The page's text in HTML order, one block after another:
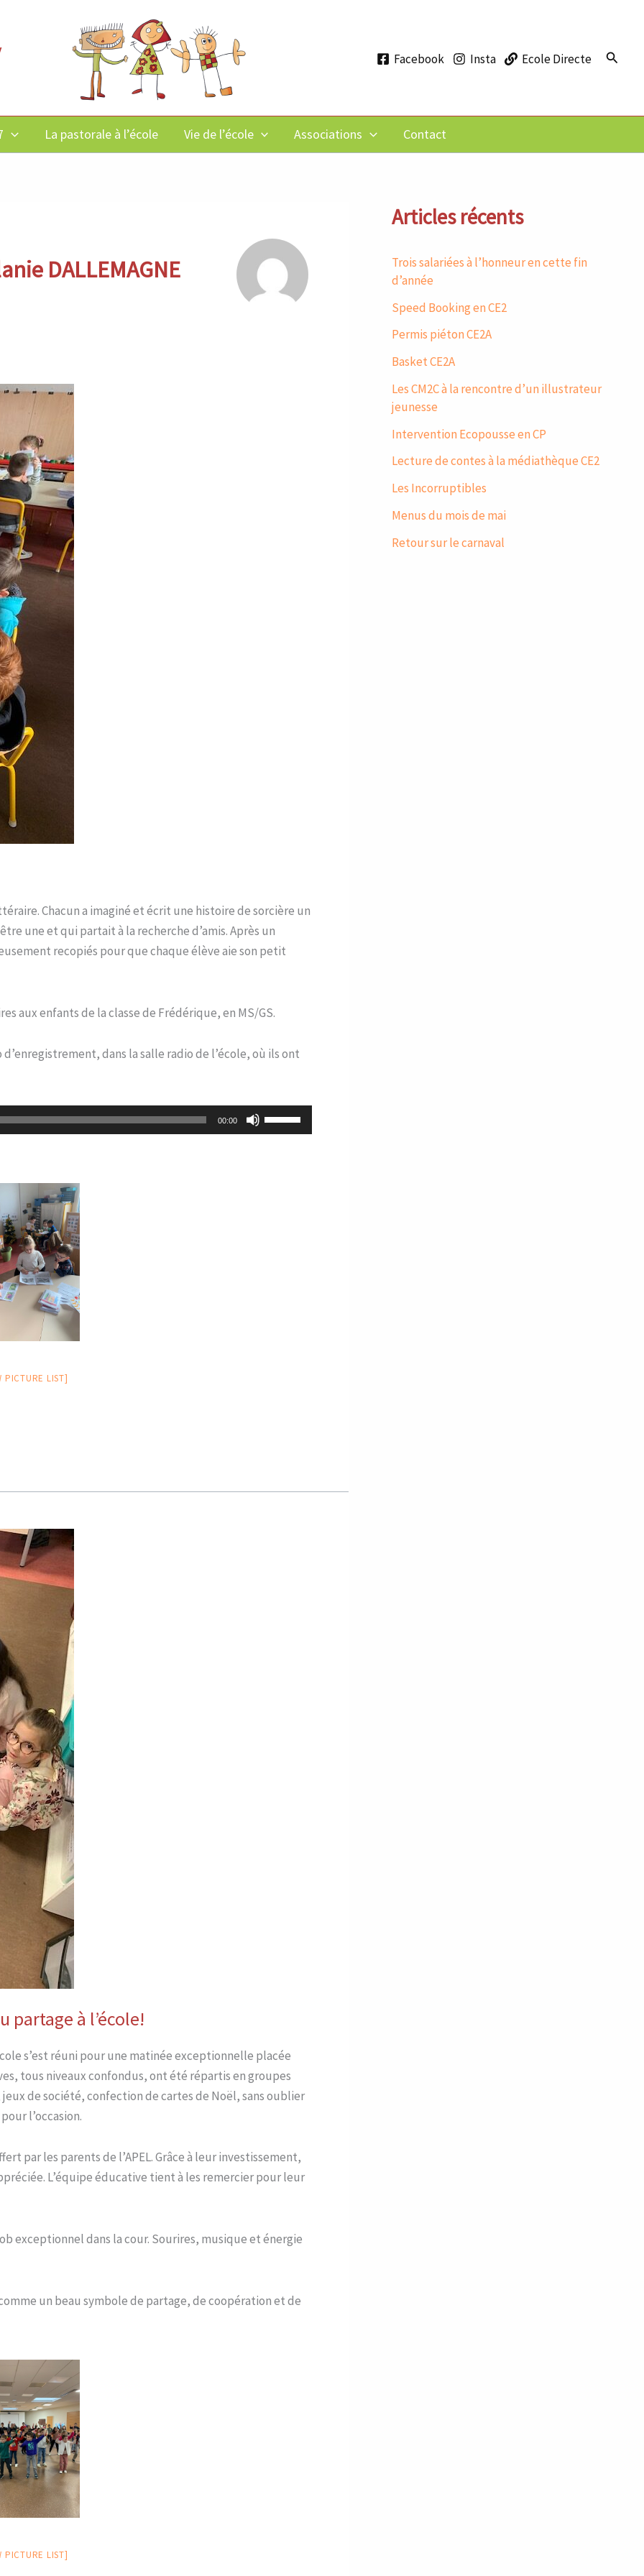
Facebook Insta Ecole Directe
La pastorale à l’école Vie de l’école Associations Contact
DALLEMAGNE
Chacun a imaginé et écrit une histoire de sorcière un
une et qui partait à la recherche d’amis. Après un
recopiés pour que chaque élève aie son petit
aux enfants de la classe de Frédérique, en MS/GS.
dans la salle radio de l’école, où ils ont
00:00
Utilisez
les
PICTURE LIST]
partage à l’école!
s’est réuni pour une matinée exceptionnelle placée
tous niveaux confondus, ont été répartis en groupes
de société, confection de cartes de Noël, sans oublier
l’occasion.
par les parents de l’APEL. Grâce à leur investissement,
L’équipe éducative tient à les remercier pour leur
exceptionnel dans la cour. Sourires, musique et énergie
un beau symbole de partage, de coopération et de
PICTURE LIST]
Articles récents
Trois salariées à l’honneur en cette fin
d’année
Speed Booking en CE2
Permis piéton CE2A
Basket CE2A
Les CM2C à la rencontre d’un illustrateur
jeunesse
Intervention Ecopousse en CP
Lecture de contes à la médiathèque CE2
Les Incorruptibles
Menus du mois de mai
Retour sur le carnaval